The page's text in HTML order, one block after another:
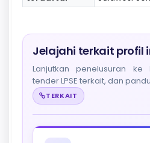
Jelajahi terkait profil
Lanjutkan penelusuran
tender LPSE terkait, dan
TERKAIT